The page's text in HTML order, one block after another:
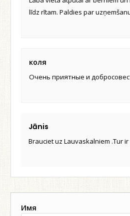
līdz rītam. Paldies par
коля
Очень приятные и
Jānis
Brauciet uz Lauvaskalniem .Tur
Имя